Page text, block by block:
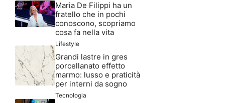
Maria De Filippi ha un
fratello che in pochi
conoscono, scopriamo
cosa fa nella vita
Lifestyle
Grandi lastre in gres
porcellanato effetto
marmo: lusso e praticità
per interni da sogno
Tecnologia